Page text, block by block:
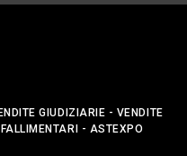
GIUDIZIARIE - VENDITE
- ASTEXPO